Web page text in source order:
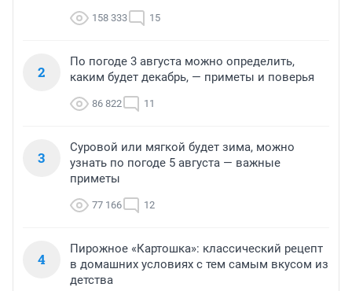
158 333 15
2
По погоде 3 августа можно определить,
каким будет декабрь, — приметы и поверья
86 822 11
3
Суровой или мягкой будет зима, можно
узнать по погоде 5 августа — важные
приметы
77 166 12
4
Пирожное «Картошка»: классический рецепт
в домашних условиях с тем самым вкусом из
детства